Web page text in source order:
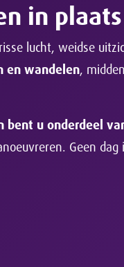
in
lucht, weidse
en wandelen,
bent u onderdeel
Geen dag